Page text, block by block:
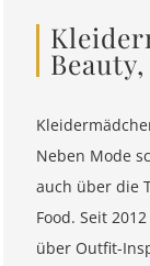
Neben Mode
auch über die
Food. Seit
über Outfit-